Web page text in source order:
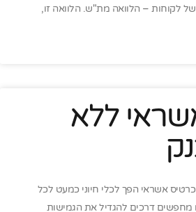
לקוחות – הלוואה מת"ש. הלוואה זו,
ללא
כרטיס אשראי הפך לכלי חיוני כמעט לכל
מחפשים דרכים להגדיל את הגמישות